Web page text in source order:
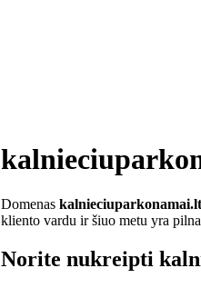
Domenas kalnieciuparkonamai.lt
kliento vardu ir šiuo metu yra
Norite nukreipti